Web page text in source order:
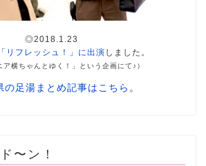
◎2018.1.23
リフレッシュ！」に出演 しました。
ア横ちゃんとゆく！」という企画にて♪）
の足湯まとめ記事はこちら 。
〜ン！